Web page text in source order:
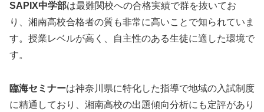
SAPIX中学部は最難関校への合格実績で群を抜いてお
り、湘南高校合格者の質も非常に高いことで知られていま
す。授業レベルが高く、自主性のある生徒に適した環境で
す。
臨海セミナーは神奈川県に特化した指導で地域の入試制度
に精通しており、湘南高校の出題傾向分析にも定評があり